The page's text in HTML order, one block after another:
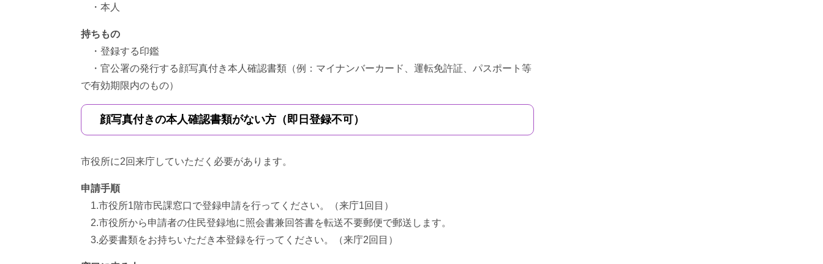
・本人
持ちもの
・登録する印鑑
・官公署の発行する顔写真付き本人確認書類（例：マイナンバーカード、運転免許証、パスポート等
で有効期限内のもの）
顔写真付きの本人確認書類がない方（即日登録不可）
市役所に2回来庁していただく必要があります。
申請手順
1.市役所1階市民課窓口で登録申請を行ってください。（来庁1回目）
2.市役所から申請者の住民登録地に照会書兼回答書を転送不要郵便で郵送します。
3.必要書類をお持ちいただき本登録を行ってください。（来庁2回目）